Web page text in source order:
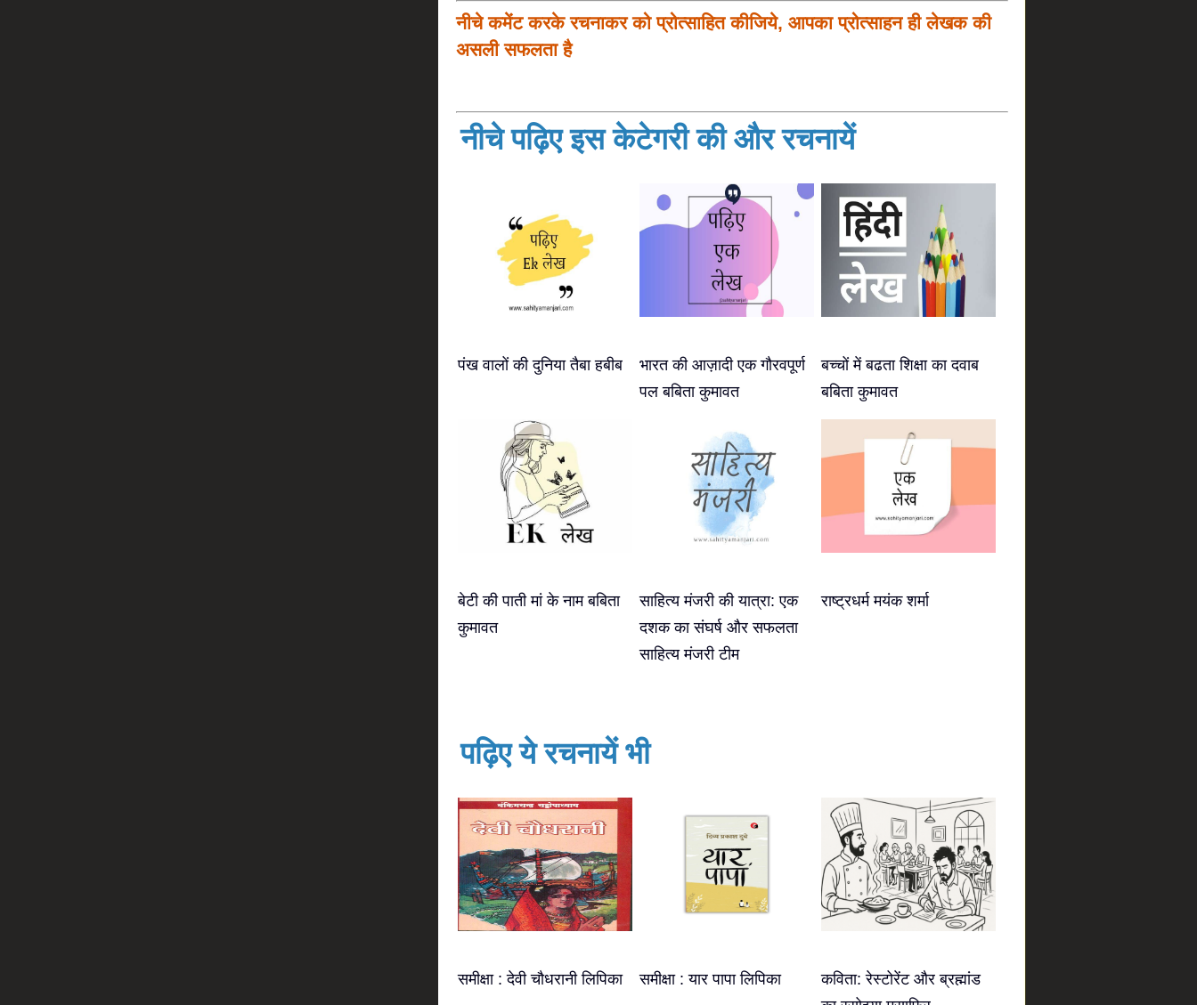
नीचे कमेंट करके रचनाकर को प्रोत्साहित कीजिये, आपका प्रोत्साहन ही लेखक की
असली सफलता है
नीचे पढ़िए इस केटेगरी की और रचनायें
पंख वालों की दुनिया तैबा हबीब
भारत की आज़ादी एक गौरवपूर्ण
पल बबिता कुमावत
बच्चों में बढता शिक्षा का दवाब
बबिता कुमावत
बेटी की पाती मां के नाम बबिता
कुमावत
साहित्य मंजरी की यात्रा: एक
दशक का संघर्ष और सफलता
साहित्य मंजरी टीम
राष्ट्रधर्म मयंक शर्मा
पढ़िए ये रचनायें भी
समीक्षा : देवी चौधरानी लिपिका समीक्षा : यार पापा लिपिका
कविता: रेस्टोरेंट और ब्रह्मांड